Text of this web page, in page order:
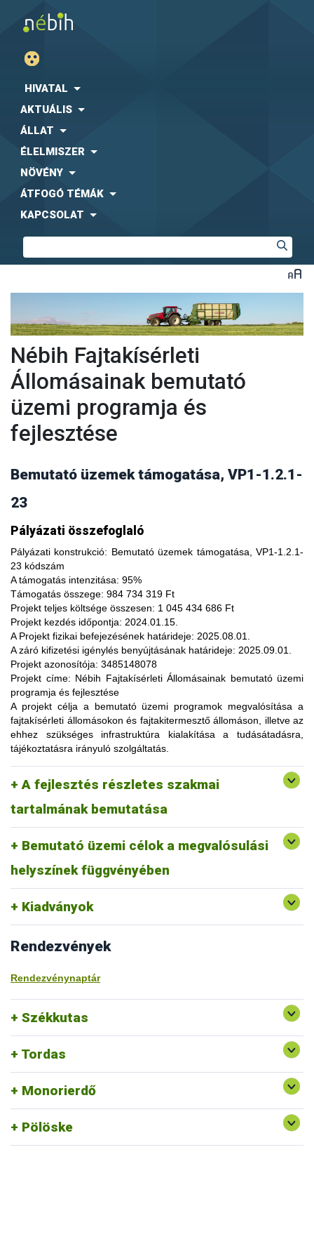
HIVATAL
AKTUÁLIS
ÁLLAT
ÉLELMISZER
NÖVÉNY
ÁTFOGÓ TÉMÁK
KAPCSOLAT
Nébih Fajtakísérleti
Állomásainak bemutató
üzemi programja és
fejlesztése
Bemutató üzemek támogatása, VP1-1.2.1-
23
Pályázati összefoglaló
Pályázati konstrukció: Bemutató üzemek támogatása, VP1-1.2.1-
23 kódszám
A támogatás intenzitása: 95%
Támogatás összege: 984 734 319 Ft
Projekt teljes költsége összesen: 1 045 434 686 Ft
Projekt kezdés időpontja: 2024.01.15.
A Projekt fizikai befejezésének határideje: 2025.08.01.
A záró kifizetési igénylés benyújtásának határideje: 2025.09.01.
Projekt azonosítója: 3485148078
Projekt címe: Nébih Fajtakísérleti Állomásainak bemutató üzemi
programja és fejlesztése
A projekt céljaa bemutató üzemi programok megvalósítása a
fajtakísérleti állomásokon és fajtakitermesztő állomáson, illetve az
ehhez szükséges infrastruktúra kialakítása a tudásátadásra,
tájékoztatásra irányuló szolgáltatás.
A fejlesztés részletes szakmai
tartalmának bemutatása
A fajtakísérleti és fajtakitermesztési állomások
modernizálásával, olyan növényfajta kísérleteket lehet
végezni, melyekkel limitálhatóak a mezőgazdasági termesztés
bizonytalanságából adódó negatív hatások, növelhető a
termésbiztonság, valamint a növényi kórokozókkal, kártevőkkel
szembeni ellenálló képesség. A fajtakísérlet során megszerzett
tapasztalatok átadása az agrárgazdaság szereplői részére egy
olyan, a hagyományostól eltérő jellegű tudás megszerzési
lehetőség, amelynek során a résztvevők elsősorban
gyakorlatorientált ismeretanyaggal, tapasztalatokkal
gazdagodhatnak, a fajtahasználaton túl, az aktuális termelési
eljárások és gazdaságszervezési minták alkalmazása
tekintetében. A gazdálkodók olyan innovatív ismereteket,
növénykultúrákat (fajtákat), környezetvédelmi megoldásokat
ismerhetnek meg, amelyek alkalmazása révén
optimalizálhatják a termelést, csökkenthetik a szennyezőanyag
kibocsátást, valamint eredményesen alkalmazkodhatnak a
állomáson (Tordas, Pölöske, Székkutas, Monorierdő)
valósulna meg bemutató üzemi program.
Bemutató üzemi célok a megvalósulási
helyszínek függvényében
Tordas
kertészeti (zöldség, gyümölcs) fajok, szántóföldi
és üvegházi termesztési körülmények, ökológiai
gazdálkodásra alkalmas fajták vizsgálata
Pölöske
kertészeti (gyümölcs) fajok
Székkutas
szántóföldi fajok vizsgálata
Monorierdő erdészeti fajok vizsgálata, fajtakitermesztés
Kiadványok
Rendezvények
Rendezvénynaptár
Székkutas
Tordas
Monorierdő
Pölöske